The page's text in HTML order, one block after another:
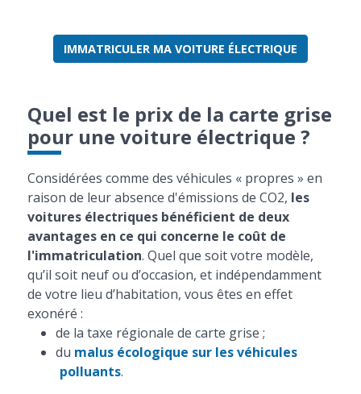
IMMATRICULER MA VOITURE ÉLECTRIQUE
Quel est le prix de la carte grise
pour une voiture électrique ?
Considérées comme des véhicules « propres » en
raison de leur absence d'émissions de CO2, les
voitures électriques bénéficient de deux
avantages en ce qui concerne le coût de
l'immatriculation. Quel que soit votre modèle,
qu’il soit neuf ou d’occasion, et indépendamment
de votre lieu d’habitation, vous êtes en effet
exonéré :
de la taxe régionale de carte grise ;
du malus écologique sur les véhicules
polluants.